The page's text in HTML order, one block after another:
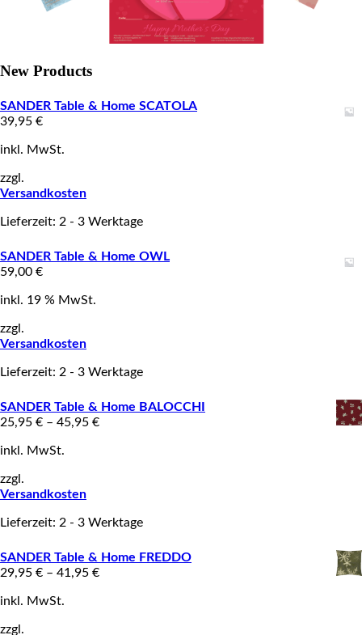
New Products
SANDER Table & Home SCATOLA
39,95 €
inkl. MwSt.
zzgl.
Versandkosten
Lieferzeit: 2 - 3 Werktage
SANDER Table & Home OWL
59,00 €
inkl. 19 % MwSt.
zzgl.
Versandkosten
Lieferzeit: 2 - 3 Werktage
SANDER Table & Home BALOCCHI
25,95 € – 45,95 €
inkl. MwSt.
zzgl.
Versandkosten
Lieferzeit: 2 - 3 Werktage
SANDER Table & Home FREDDO
29,95 € – 41,95 €
inkl. MwSt.
zzgl.